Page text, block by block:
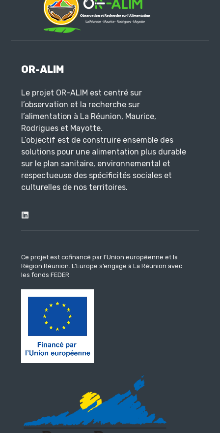
OR-ALIM
Le projet OR-ALIM est centré sur
l’observation et la recherche sur
l’alimentation à La Réunion, Maurice,
Rodrigues et Mayotte.
L’objectif est de construire ensemble des
solutions pour une alimentation plus durable
sur le plan sanitaire, environnemental et
respectueuse des spécificités sociales et
culturelles de nos territoires.
Ce projet est cofinancé par l’Union européenne et la
Région Réunion. L’Europe s’engage à La Réunion avec
les fonds FEDER